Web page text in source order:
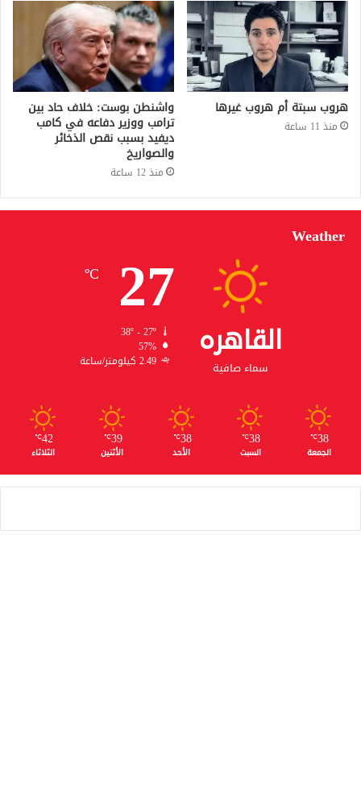
هروب سبتة أم هروب غيرها
منذ 11 ساعة
واشنطن بوست: خلاف حاد بين
ترامب ووزير دفاعه في كامب
ديفيد بسبب نقص الذخائر
والصواريخ
منذ 12 ساعة
Weather
القاهره
سماء صافية
27
℃
38º - 27º
57%
2.49 كيلومتر/ساعة
38
℃
الجمعة
38
℃
السبت
38
℃
الأحد
39
℃
الأثنين
42
℃
الثلاثاء